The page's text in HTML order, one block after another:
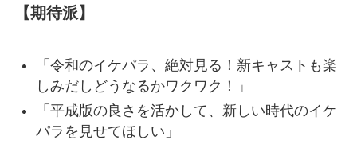
【期待派】
「令和のイケパラ、絶対見る！新キャストも楽
しみだしどうなるかワクワク！」
「平成版の良さを活かして、新しい時代のイケ
パラを見せてほしい」